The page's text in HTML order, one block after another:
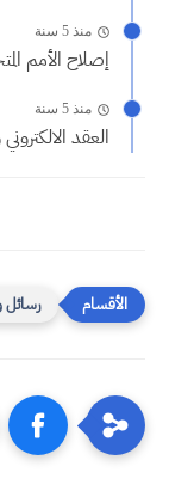
منذ 5 سنة
إصلاح الأمم
منذ 5 سنة
العقد